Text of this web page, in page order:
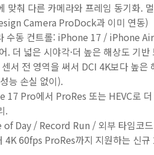
맞춰 다른 카메라와 프레임 동기화.
Camera ProDock과 이미 연동)
수동 컨트롤: iPhone 17 / iPhone
. 더 넓은 시야각·더 높은 해상도 기
서 전 영역을 써서 DCI 4K보다 높
능 손실 없이).
17 Pro에서 ProRes 또는 HEVC로
.
of Day / Record Run / 외부 타임코
4K 60fps ProRes까지 지원하는 신